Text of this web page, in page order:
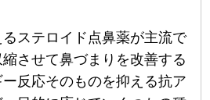
ステロイド点鼻薬が主流で
させて鼻づまりを改善する
反応そのものを抑える抗ア